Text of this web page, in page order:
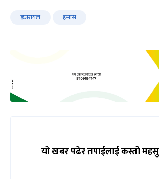
इजरायल हमास
यो खबर पढेर तपाईलाई कस्तो